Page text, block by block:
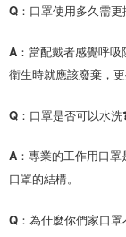
Q：口罩使用多久需更
A：當配戴者感覺呼
衛生時就應該廢棄，更
Q：口罩是否可以水洗
A：專業的工作用口
口罩的結構。
Q：為什麼你們家口罩